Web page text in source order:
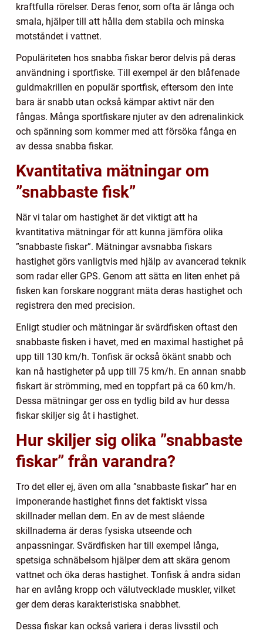
kraftfulla rörelser. Deras fenor, som ofta är långa och
smala, hjälper till att hålla dem stabila och minska
motståndet i vattnet.
Populäriteten hos snabba fiskar beror delvis på deras
användning i sportfiske. Till exempel är den blåfenade
guldmakrillen en populär sportfisk, eftersom den inte
bara är snabb utan också kämpar aktivt när den
fångas. Många sportfiskare njuter av den adrenalinkick
och spänning som kommer med att försöka fånga en
av dessa snabba fiskar.
Kvantitativa mätningar om
”snabbaste fisk”
När vi talar om hastighet är det viktigt att ha
kvantitativa mätningar för att kunna jämföra olika
”snabbaste fiskar”. Mätningar avsnabba fiskars
hastighet görs vanligtvis med hjälp av avancerad teknik
som radar eller GPS. Genom att sätta en liten enhet på
fisken kan forskare noggrant mäta deras hastighet och
registrera den med precision.
Enligt studier och mätningar är svärdfisken oftast den
snabbaste fisken i havet, med en maximal hastighet på
upp till 130 km/h. Tonfisk är också ökänt snabb och
kan nå hastigheter på upp till 75 km/h. En annan snabb
fiskart är strömming, med en toppfart på ca 60 km/h.
Dessa mätningar ger oss en tydlig bild av hur dessa
fiskar skiljer sig åt i hastighet.
Hur skiljer sig olika ”snabbaste
fiskar” från varandra?
Tro det eller ej, även om alla ”snabbaste fiskar” har en
imponerande hastighet finns det faktiskt vissa
skillnader mellan dem. En av de mest slående
skillnaderna är deras fysiska utseende och
anpassningar. Svärdfisken har till exempel långa,
spetsiga schnäbelsom hjälper dem att skära genom
vattnet och öka deras hastighet. Tonfisk å andra sidan
har en avlång kropp och välutvecklade muskler, vilket
ger dem deras karakteristiska snabbhet.
Dessa fiskar kan också variera i deras livsstil och